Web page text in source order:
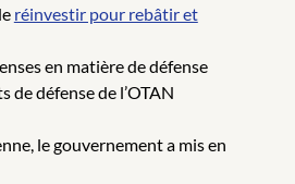
réinvestir pour rebâtir et
en matière de défense
de défense de l’OTAN
le gouvernement a mis en